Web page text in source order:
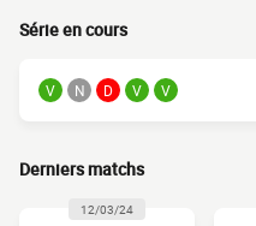
Série en cours
V N D V V
Derniers matchs
12/03/24